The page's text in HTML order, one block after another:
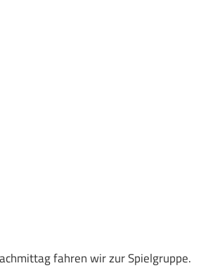
fahren wir zur Spielgruppe.